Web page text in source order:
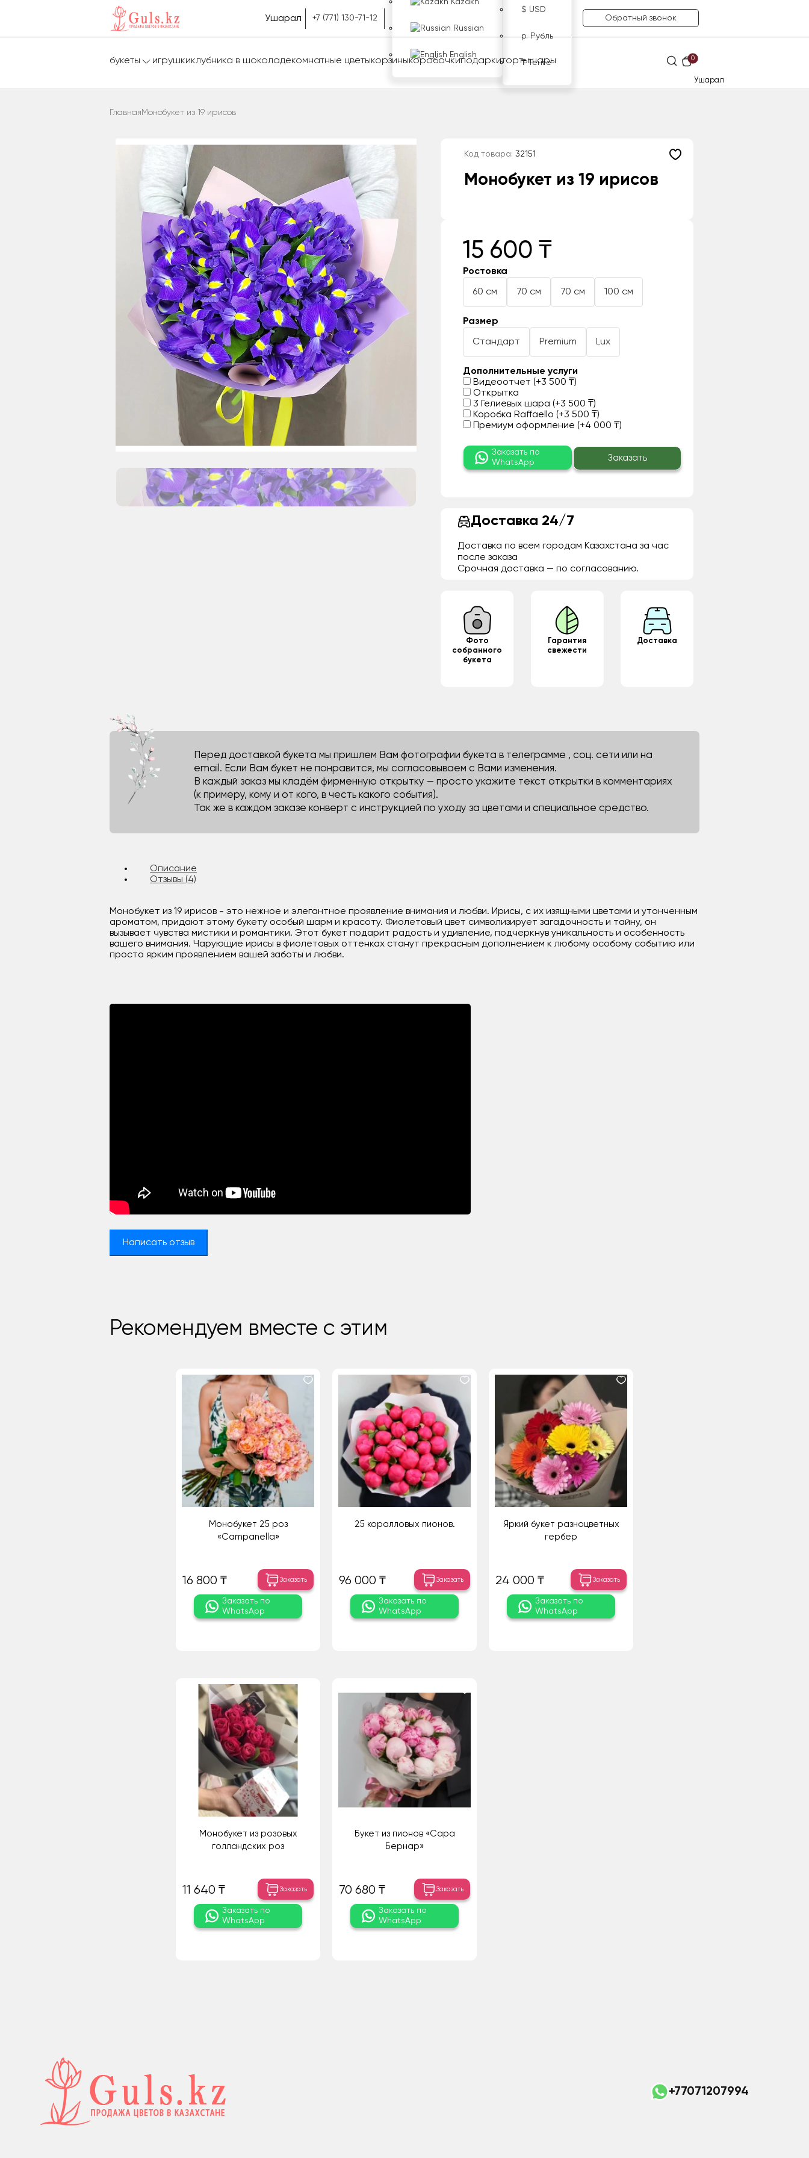
Ушарал +7 (771) 130-71-12
Kazakh
Russian
English
$ USD
р. Рубль
₸ Тенге
Обратный звонок
букеты игрушкиклубника в шоколадекомнатные цветыкорзиныкоробочкиподаркитортышары 0
Ушарал
Главная Монобукет из 19 ирисов
Код товара: 32151
Монобукет из 19 ирисов
15 600 ₸
Ростовка
60 см 70 см 70 см 100 см
Размер
Стандарт Premium Lux
Дополнительные услуги
Видеоотчет (+3 500 ₸)
Открытка
3 Гелиевых шара (+3 500 ₸)
Коробка Raffaello (+3 500 ₸)
Премиум оформление (+4 000 ₸)
Заказать по
WhatsApp
Заказать
Доставка 24/7
Доставка по всем городам Казахстана за час
после заказа
Срочная доставка — по согласованию.
Фото
собранного
букета
Гарантия
свежести
Доставка
Перед доставкой букета мы пришлем Вам фотографии букета в телеграмме , соц. сети или на
email. Если Вам букет не понравится, мы согласовываем с Вами изменения.
В каждый заказ мы кладём фирменную открытку — просто укажите текст открытки в комментариях
(к примеру, кому и от кого, в честь какого события).
Так же в каждом заказе конверт с инструкцией по уходу за цветами и специальное средство.
Описание
Отзывы (4)
Монобукет из 19 ирисов - это нежное и элегантное проявление внимания и любви. Ирисы, с их изящными цветами и утонченным
ароматом, придают этому букету особый шарм и красоту. Фиолетовый цвет символизирует загадочность и тайну, он
вызывает чувства мистики и романтики. Этот букет подарит радость и удивление, подчеркнув уникальность и особенность
вашего внимания. Чарующие ирисы в фиолетовых оттенках станут прекрасным дополнением к любому особому событию или
просто ярким проявлением вашей заботы и любви.
Написать отзыв
Рекомендуем вместе с этим
Монобукет 25 роз
«Campanella»
16 800 ₸ Заказать
Заказать по
WhatsApp
25 коралловых пионов.
96 000 ₸ Заказать
Заказать по
WhatsApp
Яркий букет разноцветных
гербер
24 000 ₸ Заказать
Заказать по
WhatsApp
Монобукет из розовых
голландских роз
11 640 ₸ Заказать
Заказать по
WhatsApp
Букет из пионов «Сара
Бернар»
70 680 ₸ Заказать
Заказать по
WhatsApp
+77071207994